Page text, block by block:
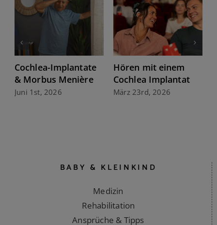
Das richtige Cochlea-
Implantat wählen
März 23rd, 2026
Zukunft hören: Ein
Hörimplantat,
immer die neuste
BABY & KLEINKIND
Medizin